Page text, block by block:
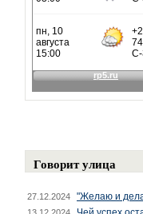
Говорит улица
27.12.2024 "Желаю и